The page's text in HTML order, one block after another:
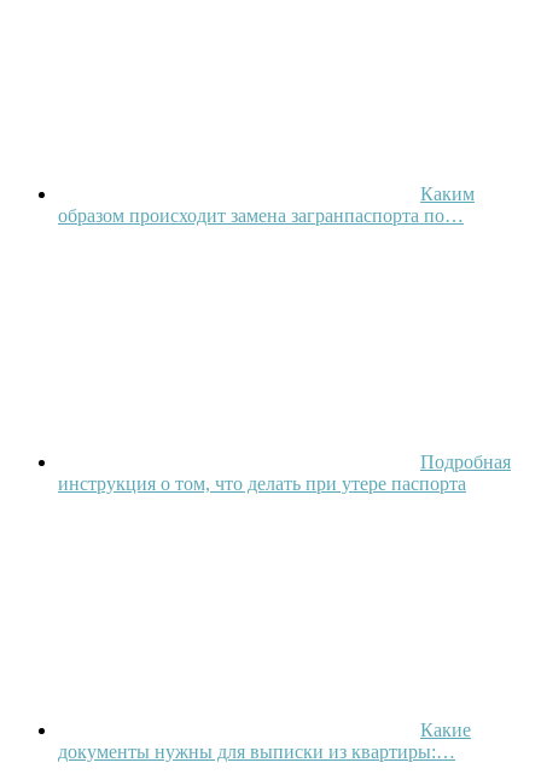
Каким
образом происходит замена загранпаспорта по…
Подробная
инструкция о том, что делать при утере паспорта
Какие
документы нужны для выписки из квартиры:…